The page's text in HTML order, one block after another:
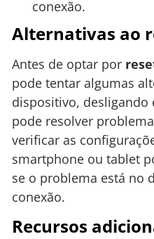
conexão.
Alternativas ao
Antes de optar por
pode tentar algumas
dispositivo, desligando
pode resolver
verificar as
smartphone ou tablet
se o problema está no
conexão.
Recursos